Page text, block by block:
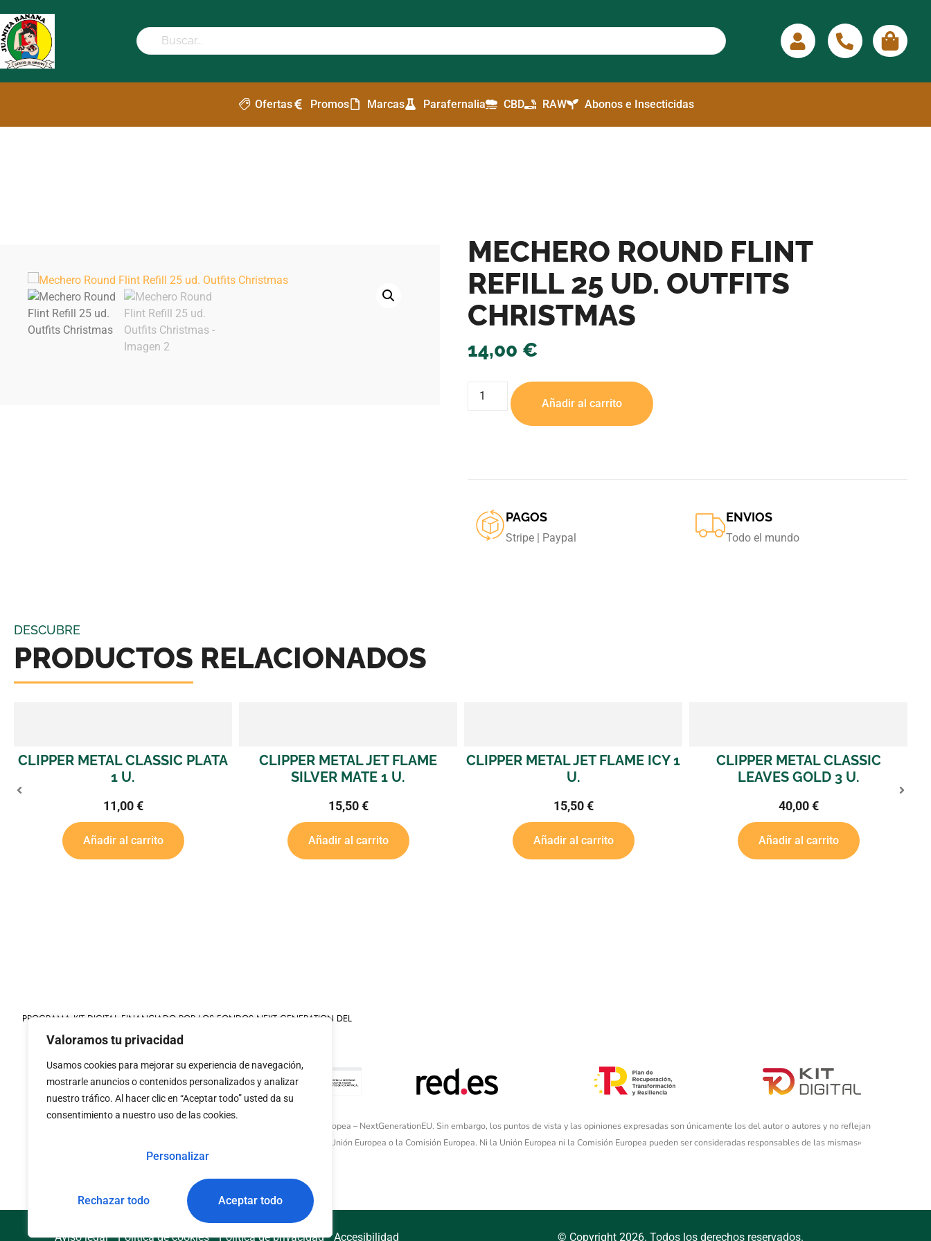
Valoramos tu privacidad
Usamos cookies para mejorar su experiencia de navegación,
mostrarle anuncios o contenidos personalizados y analizar
nuestro tráfico. Al hacer clic en “Aceptar todo” usted da su
consentimiento a nuestro uso de las cookies.
Personalizar
Rechazar todo Aceptar todo
Ofertas Promos Marcas Parafernalia CBD RAW Abonos e Insecticidas
MECHERO ROUND FLINT
REFILL 25 UD. OUTFITS
CHRISTMAS
14,00 €
Añadir al carrito
PAGOS
Stripe | Paypal
ENVIOS
Todo el mundo
DESCUBRE
PRODUCTOS RELACIONADOS
CLIPPER METAL CLASSIC PLATA
1 U.
11,00€
Añadir al carrito
CLIPPER METAL JET FLAME
SILVER MATE 1 U.
15,50€
Añadir al carrito
CLIPPER METAL JET FLAME ICY 1
U.
15,50€
Añadir al carrito
CLIPPER METAL CLASSIC
LEAVES GOLD 3 U.
40,00€
Añadir al carrito
PROGRAMA KIT DIGITAL FINANCIADO POR LOS FONDOS NEXT GENERATION DEL
MECANISMO DE RECUPERACIÓN Y RESILIENCIA
«financiado por la
«Financiado por la Unión Europea – NextGenerationEU. Sin embargo, los puntos de vista y las opiniones expresadas son únicamente los del autor o autores y no reflejan
necesariamente los de la Unión Europea o la Comisión Europea. Ni la Unión Europea ni la Comisión Europea pueden ser consideradas responsables de las mismas»
Aviso legal Política de cookies Política de privacidad Accesibilidad © Copyright 2026. Todos los derechos reservados.